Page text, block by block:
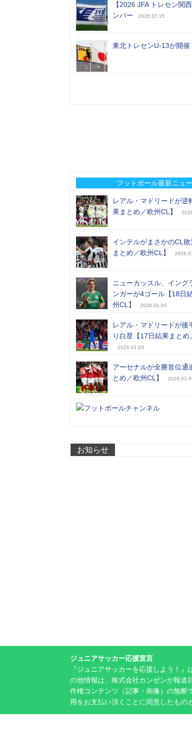
【2026 JFA トレセン関
ンバー
2026.07.15
東北トレセンU-13が開催
フットボール最新ニュ
レアル・マドリードが逆
果まとめ／欧州CL】
インテルがまさかのCL
まとめ／欧州CL】
ニューカッスル、イング
ンガーが4ゴール【18日
州CL】
2026.01.03
レアル・マドリードが後
り白星【17日結果まとめ
2026.01.03
アーセナルが全勝首位通
とめ／欧州CL】
お知らせ
ジュニアサッカー応援宣言
『ジュニアサッカーを応援しよう！
の他情報は、株式会社カンゼンが報道
作権コンテンツ（記事・画像）の無断
用をお支払い頂くことに同意したもの